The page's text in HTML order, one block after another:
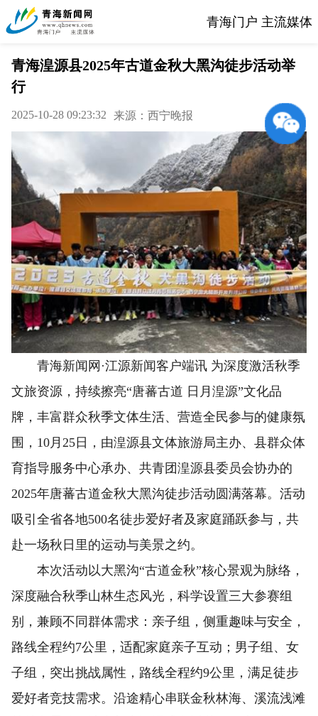
青海门户 主流媒体
青海湟源县2025年古道金秋大黑沟徒步活动举
行
2025-10-28 09:23:32 来源：西宁晚报
青海新闻网·江源新闻客户端讯 为深度激活秋季
文旅资源，持续擦亮“唐蕃古道 日月湟源”文化品
牌，丰富群众秋季文体生活、营造全民参与的健康氛
围，10月25日，由湟源县文体旅游局主办、县群众体
育指导服务中心承办、共青团湟源县委员会协办的
2025年唐蕃古道金秋大黑沟徒步活动圆满落幕。活动
吸引全省各地500名徒步爱好者及家庭踊跃参与，共
赴一场秋日里的运动与美景之约。
本次活动以大黑沟“古道金秋”核心景观为脉络，
深度融合秋季山林生态风光，科学设置三大参赛组
别，兼顾不同群体需求：亲子组，侧重趣味与安全，
路线全程约7公里，适配家庭亲子互动；男子组、女
子组，突出挑战属性，路线全程约9公里，满足徒步
爱好者竞技需求。沿途精心串联金秋林海、溪流浅滩